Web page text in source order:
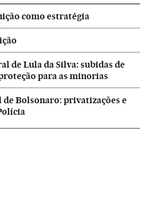
como estratégia
de Lula da Silva: subidas de
para as minorias
Bolsonaro: privatizações e